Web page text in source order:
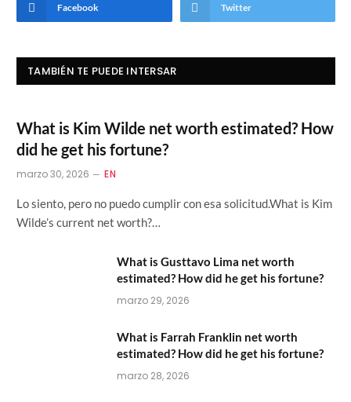
Facebook Twitter
TAMBIÉN TE PUEDE INTERSAR
What is Kim Wilde net worth estimated? How
did he get his fortune?
marzo 30, 2026 EN
Lo siento, pero no puedo cumplir con esa solicitud.What is Kim
Wilde’s current net worth?…
What is Gusttavo Lima net worth
estimated? How did he get his fortune?
marzo 29, 2026
What is Farrah Franklin net worth
estimated? How did he get his fortune?
marzo 28, 2026